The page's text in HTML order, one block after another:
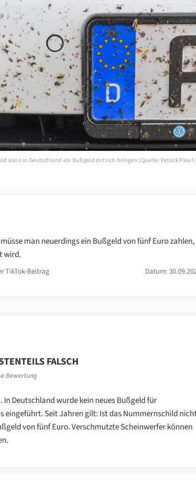
kann in Deutschland ein Bußgeld mit sich bringen (Quelle: Patrick Pleul /
man neuerdings ein Bußgeld von fünf Euro zahlen,
wird.
TikTok-Beitrag Datum:
FALSCH
Bewertung
Deutschland wurde kein neues Bußgeld für
eingeführt. Seit Jahren gilt: Ist das Nummernschild
von fünf Euro. Verschmutzte Scheinwerfer können